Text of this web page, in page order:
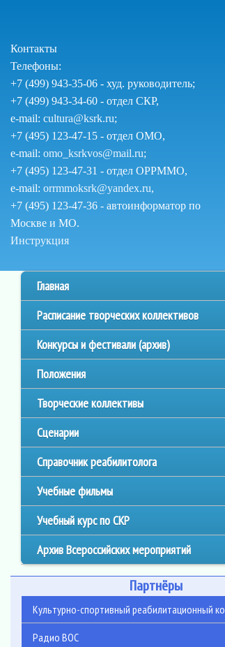
содержанию
Контакты
Телефоны:
+7 (499) 943-35-06 - худ. руководитель;
+7 (499) 943-34-60 - отдел СКР,
e-mail: cultura@ksrk.ru;
+7 (495) 123-47-15 - отдел ОМО,
e-mail: omo_ksrkvos@mail.ru;
+7 (495) 123-47-31 - отдел ОРРММО,
e-mail: orrmmoksrk@yandex.ru,
+7 (495) 123-47-36 - автоинформатор по
Москве и МО.
Как
сайтом
Инструкция
Главное
меню
Главная
Расписание творческих коллективов
Конкурсы и фестивали (архив)
Положения
Творческие коллективы
Сценарии
Справочник реабилитолога
Учебные фильмы
Учебный курс по СКР
Архив Всероссийских мероприятий
Партнёры
Культурно-спортивный реабилитационный
Радио ВОС